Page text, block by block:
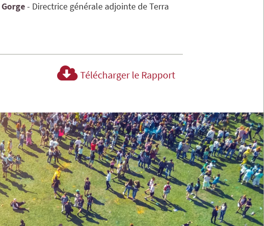
Gorge
Directrice générale adjointe de Terra
Télécharger le Rapport